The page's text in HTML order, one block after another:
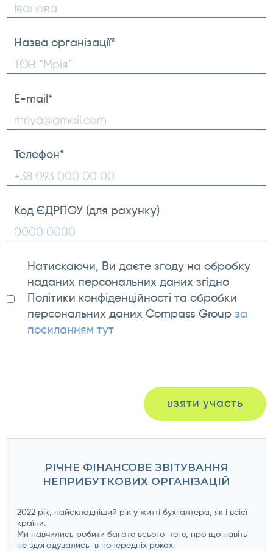
прізвище
Назва організації*
E-mail *
Телефон*
Код ЄДРПОУ (для рахунку)
Натискаючи, Ви даєте згоду на обробку
наданих персональних даних згідно
Політики конфіденційності та обробки
персональних даних Compass Group за
посиланням тут
взяти участь
РІЧНЕ ФІНАНСОВЕ ЗВІТУВАННЯ
НЕПРИБУТКОВИХ ОРГАНІЗАЦІЙ
2022 рік, найскладніший рік у житті бухгалтера, як і всієї
країни.
Ми навчились робити багато всього того, про що навіть
не здогадувались в попередніх роках.